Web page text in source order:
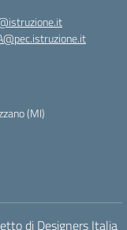
(MI)
di Designers Italia